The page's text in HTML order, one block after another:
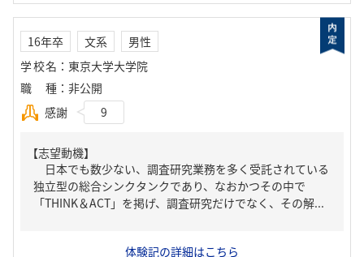
16年卒 文系
男性
学校名 ： 東京大学大学院
職種 ： 非公開
感謝
9
【志望動機】
日本でも数少ない、調査研究業務を多く受託されている
独立型の総合シンクタンクであり、なおかつその中で
「THINK＆ACT」を掲げ、調査研究だけでなく、その解...
体験記の詳細はこちら